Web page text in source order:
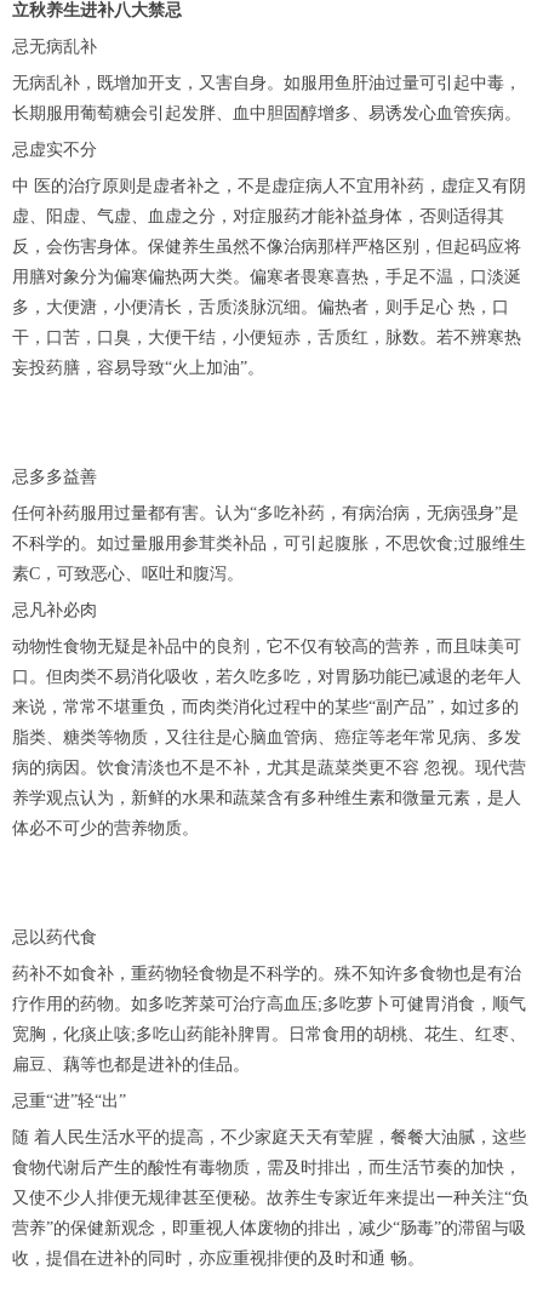
立秋养生进补八大禁忌
忌无病乱补
无病乱补，既增加开支，又害自身。如服用鱼肝油过量可引起中毒，
长期服用葡萄糖会引起发胖、血中胆固醇增多、易诱发心血管疾病。
忌虚实不分
中 医的治疗原则是虚者补之，不是虚症病人不宜用补药，虚症又有阴
虚、阳虚、气虚、血虚之分，对症服药才能补益身体，否则适得其
反，会伤害身体。保健养生虽然不像治病那样严格区别，但起码应将
用膳对象分为偏寒偏热两大类。偏寒者畏寒喜热，手足不温，口淡涎
多，大便溏，小便清长，舌质淡脉沉细。偏热者，则手足心 热，口
干，口苦，口臭，大便干结，小便短赤，舌质红，脉数。若不辨寒热
妄投药膳，容易导致“火上加油”。
忌多多益善
任何补药服用过量都有害。认为“多吃补药，有病治病，无病强身”是
不科学的。如过量服用参茸类补品，可引起腹胀，不思饮食;过服维生
素C，可致恶心、呕吐和腹泻。
忌凡补必肉
动物性食物无疑是补品中的良剂，它不仅有较高的营养，而且味美可
口。但肉类不易消化吸收，若久吃多吃，对胃肠功能已减退的老年人
来说，常常不堪重负，而肉类消化过程中的某些“副产品”，如过多的
脂类、糖类等物质，又往往是心脑血管病、癌症等老年常见病、多发
病的病因。饮食清淡也不是不补，尤其是蔬菜类更不容 忽视。现代营
养学观点认为，新鲜的水果和蔬菜含有多种维生素和微量元素，是人
体必不可少的营养物质。
忌以药代食
药补不如食补，重药物轻食物是不科学的。殊不知许多食物也是有治
疗作用的药物。如多吃荠菜可治疗高血压;多吃萝卜可健胃消食，顺气
宽胸，化痰止咳;多吃山药能补脾胃。日常食用的胡桃、花生、红枣、
扁豆、藕等也都是进补的佳品。
忌重“进”轻“出”
随 着人民生活水平的提高，不少家庭天天有荤腥，餐餐大油腻，这些
食物代谢后产生的酸性有毒物质，需及时排出，而生活节奏的加快，
又使不少人排便无规律甚至便秘。故养生专家近年来提出一种关注“负
营养”的保健新观念，即重视人体废物的排出，减少“肠毒”的滞留与吸
收，提倡在进补的同时，亦应重视排便的及时和通 畅。